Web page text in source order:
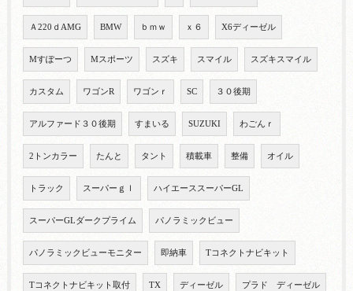
Ａ220ｄAMG BMW ｂｍｗ ｘ６ X6ディーゼル
Mすぽーつ Mスポーツ スズキ スマイル スズキスマイル
カスタム ワゴンR ワゴンｒ SC ３０後期
アルファード３０後期 すまいる SUZUKI わごんｒ
2トンカラー たんと タント 積載車 整備 オイル
トラック スーパーｇｌ ハイエーススーパーGL
スーパーGLダークプライム パノラミックビュー
パノラミックビューモニター 即納車 Tコネクトナビキット
Tコネクトナビキット取付 TX ディーゼル プラド ディーゼル